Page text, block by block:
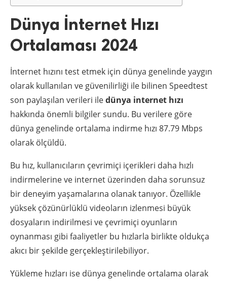
Dünya İnternet Hızı
Ortalaması 2024
İnternet hızını test etmek için dünya genelinde yaygın
olarak kullanılan ve güvenilirliği ile bilinen Speedtest
son paylaşılan verileri iledünya internet hızı
hakkında önemli bilgiler sundu. Bu verilere göre
dünya genelinde ortalama indirme hızı 87.79 Mbps
olarak ölçüldü.
Bu hız, kullanıcıların çevrimiçi içerikleri daha hızlı
indirmelerine ve internet üzerinden daha sorunsuz
bir deneyim yaşamalarına olanak tanıyor. Özellikle
yüksek çözünürlüklü videoların izlenmesi büyük
dosyaların indirilmesi ve çevrimiçi oyunların
oynanması gibi faaliyetler bu hızlarla birlikte oldukça
akıcı bir şekilde gerçekleştirilebiliyor.
Yükleme hızları ise dünya genelinde ortalama olarak